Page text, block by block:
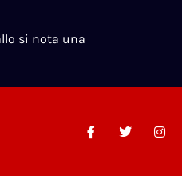
si nota una